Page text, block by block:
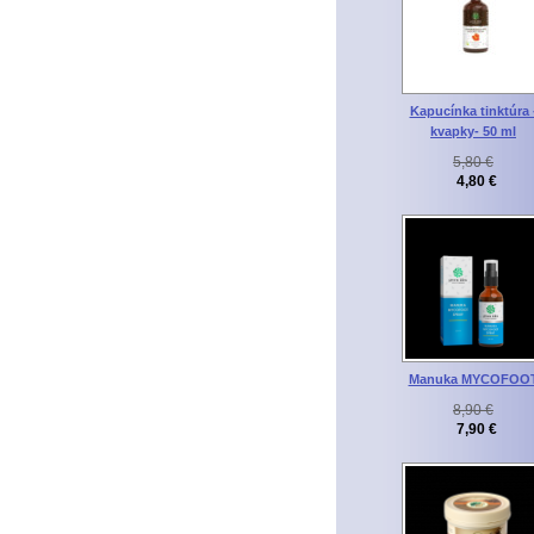
Kapucínka tinktúra
kvapky- 50 ml
5,80 €
4,80 €
Manuka
8,90 €
7,90 €